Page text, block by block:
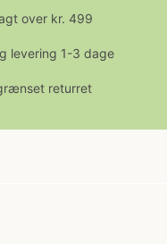
over kr. 499
levering 1-3 dage
returret